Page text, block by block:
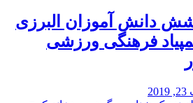
دانش آموزان البرزی
فرهنگی ورزشی